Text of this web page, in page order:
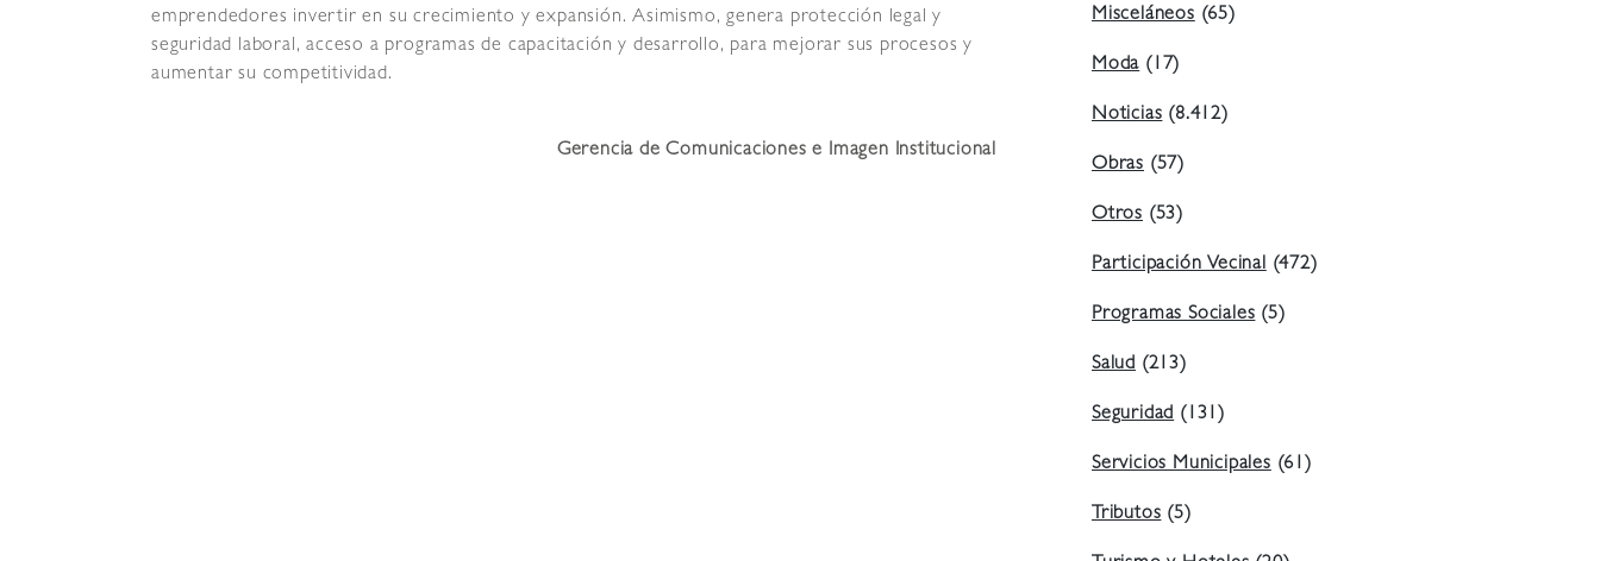
emprendedores invertir en su crecimiento y expansión. Asimismo, genera protección legal y
seguridad laboral, acceso a programas de capacitación y desarrollo, para mejorar sus procesos y
aumentar su competitividad.
Gerencia de Comunicaciones e Imagen Institucional
Misceláneos(65)
Moda(17)
Noticias(8.412)
Obras (57)
Otros (53)
Participación Vecinal(472)
Programas Sociales(5)
Salud (213)
Seguridad(131)
Servicios Municipales(61)
Tributos(5)